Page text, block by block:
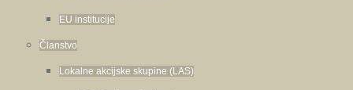
EU institucije
Članstvo
Lokalne akcijske skupine (LAS)